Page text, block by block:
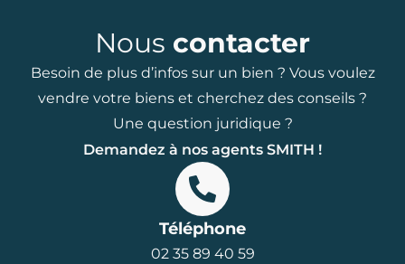
Nous contacter
Besoin de plus d’infos sur un bien ? Vous voulez
vendre votre biens et cherchez des conseils ?
Une question juridique ?
Demandez à nos agents SMITH !
Téléphone
02 35 89 40 59